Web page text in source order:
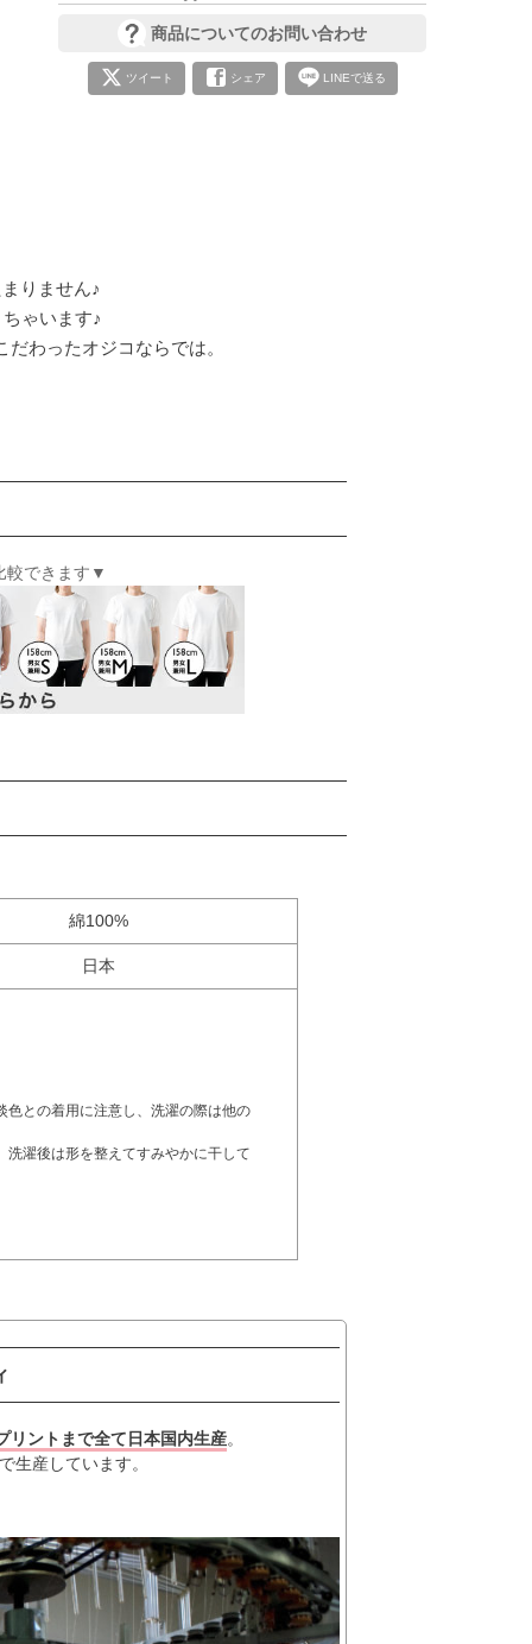
商品についてのお問い合わせ
ツイート シェア LINEで送る
りません♪
ゃいます♪
わったオジコならでは。
較できます▼
綿100%
日本
との着用に注意し、洗濯の際は他の
濯後は形を整えてすみやかに干して
リントまで全て日本国内生産。
生産しています。